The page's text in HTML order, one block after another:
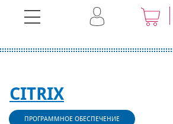
CITRIX
ПРОГРАММНОЕ ОБЕСПЕЧЕНИЕ